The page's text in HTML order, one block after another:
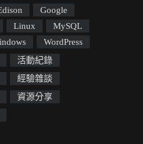
Google
Linux
MySQL
WordPress
活動紀錄
經驗雜談
資源分享